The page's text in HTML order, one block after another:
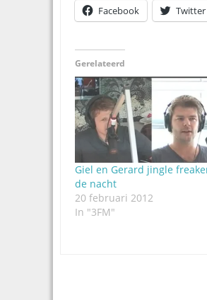
Facebook Twitter
Gerelateerd
Giel en Gerard jingle
de nacht
20 februari 2012
In "3FM"